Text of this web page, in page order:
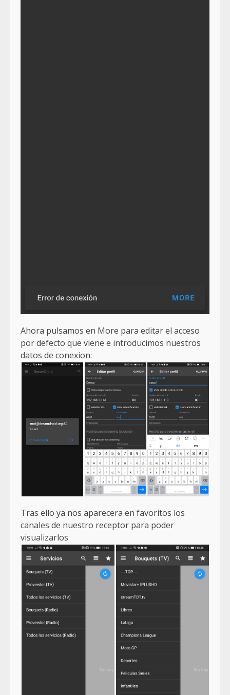
Ahora pulsamos en More para editar el acceso
por defecto que viene e introducimos nuestros
datos de conexion:
Tras ello ya nos aparecera en favoritos los
canales de nuestro receptor para poder
visualizarlos